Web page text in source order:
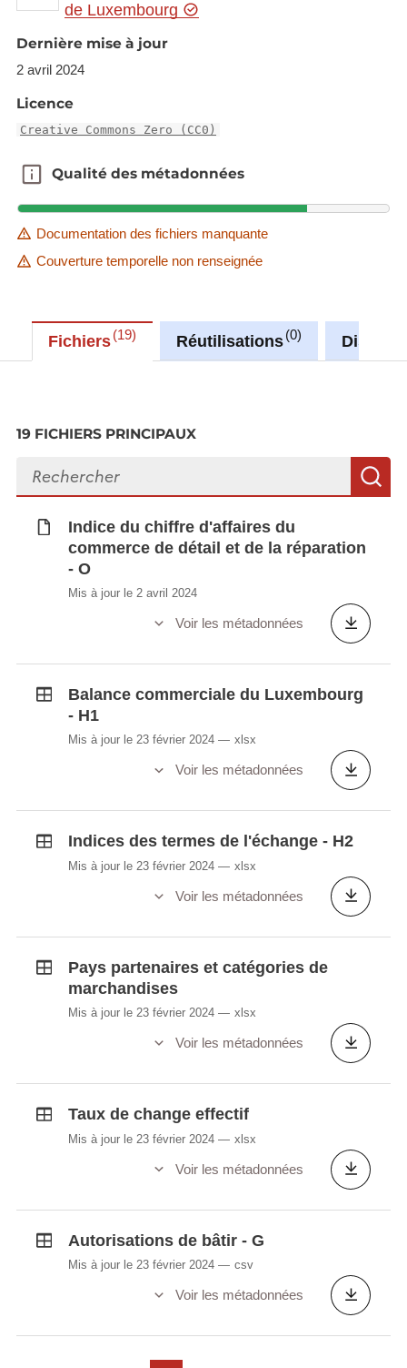
de Luxembourg
Dernière mise à jour
2 avril 2024
Licence
Creative Commons Zero (CC0)
Qualité des métadonnées
Qualité des métadonnées
Documentation des fichiers manquante
Couverture temporelle non renseignée
Fichiers 19 Réutilisations 0
19 FICHIERS PRINCIPAUX
Rechercher des fichiers
Indice du chiffre d'affaires du
commerce de détail et de la réparation
- O
Mis à jour le 2 avril 2024
Voir les métadonnées
Balance commerciale du Luxembourg
- H1
Mis à jour le 23 février 2024 xlsx
Voir les métadonnées
Indices des termes de l'échange - H2
Mis à jour le 23 février 2024 xlsx
Voir les métadonnées
Pays partenaires et catégories de
marchandises
Mis à jour le 23 février 2024 xlsx
Voir les métadonnées
Taux de change effectif
Mis à jour le 23 février 2024 xlsx
Voir les métadonnées
Autorisations de bâtir - G
Mis à jour le 23 février 2024 csv
Voir les métadonnées